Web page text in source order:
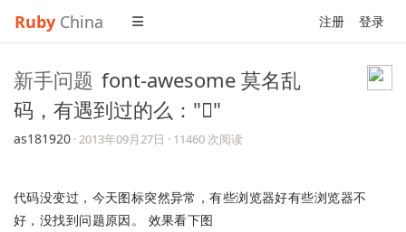
Ruby China 注册 登录
新手问题 font-awesome 莫名乱
码，有遇到过的么：""
as181920 ·2013年09月27日 · 11460 次阅读
代码没变过，今天图标突然异常，有些浏览器好有些浏览器不
好，没找到问题原因。 效果看下图